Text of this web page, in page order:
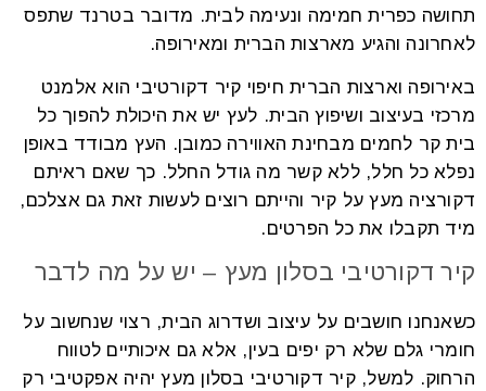
תחושה כפרית חמימה ונעימה לבית. מדובר בטרנד שתפס
לאחרונה והגיע מארצות הברית ומאירופה.
באירופה וארצות הברית חיפוי קיר דקורטיבי הוא אלמנט
מרכזי בעיצוב ושיפוץ הבית. לעץ יש את היכולת להפוך כל
בית קר לחמים מבחינת האווירה כמובן. העץ מבודד באופן
נפלא כל חלל, ללא קשר מה גודל החלל. כך שאם ראיתם
דקורציה מעץ על קיר והייתם רוצים לעשות זאת גם אצלכם,
מיד תקבלו את כל הפרטים.
קיר דקורטיבי בסלון מעץ – יש על מה לדבר
כשאנחנו חושבים על עיצוב ושדרוג הבית, רצוי שנחשוב על
חומרי גלם שלא רק יפים בעין, אלא גם איכותיים לטווח
הרחוק. למשל, קיר דקורטיבי בסלון מעץ יהיה אפקטיבי רק